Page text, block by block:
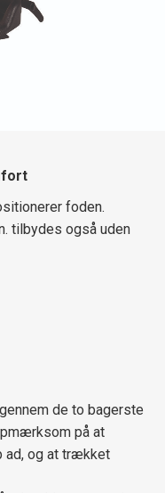
foden.
tilbydes også uden
de to bagerste
på at
ad, og at trækket